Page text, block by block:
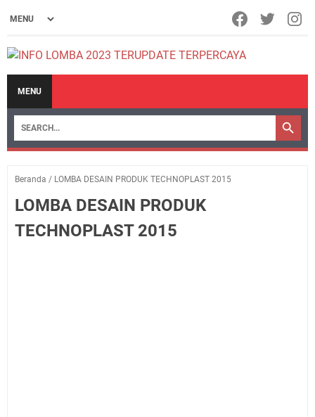
MENU
Beranda / LOMBA DESAIN PRODUK TECHNOPLAST 2015
LOMBA DESAIN PRODUK
TECHNOPLAST 2015